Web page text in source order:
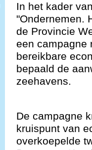
In het kader
"Ondernemen.
de Provincie
een campagne
bereikbare
bepaald de
zeehavens.
De campagne
kruispunt van
overkoepelde